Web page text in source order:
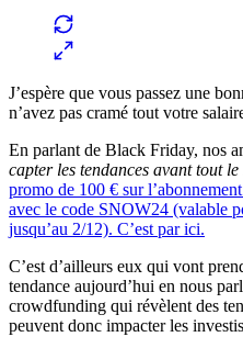
J’espère que vous passez une
n’avez pas cramé tout votre
En parlant de Black Friday, nos
capter les tendances avant tout le
promo de 100 € sur
avec le code SNOW24 (valable
jusqu’au 2/12). C’est par ici.
C’est d’ailleurs eux qui vont
tendance aujourd’hui en nous
crowdfunding qui révèlent des
peuvent donc impacter les